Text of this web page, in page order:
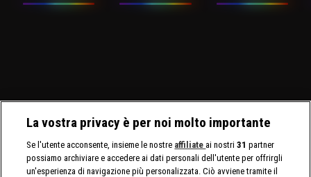
La vostra privacy è per noi molto importante
Se l'utente acconsente, insieme le nostre affiliate ai nostri31 partner
possiamo archiviare e accedere ai dati personali dell'utente per offrirgli
un'esperienza di navigazione più personalizzata. Ciò avviene tramite il